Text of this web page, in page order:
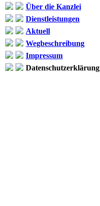
Über die Kanzlei
Dienstleistungen
Aktuell
Wegbeschreibung
Impressum
Datenschutzerklärung